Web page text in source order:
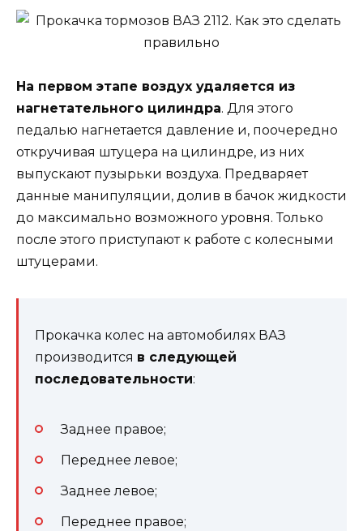
На первом этапе воздух удаляется из
нагнетательного цилиндра. Для этого
педалью нагнетается давление и, поочередно
откручивая штуцера на цилиндре, из них
выпускают пузырьки воздуха. Предваряет
данные манипуляции, долив в бачок жидкости
до максимально возможного уровня. Только
после этого приступают к работе с колесными
штуцерами.
Прокачка колес на автомобилях ВАЗ
производится в следующей
последовательности:
Заднее правое;
Переднее левое;
Заднее левое;
Переднее правое;